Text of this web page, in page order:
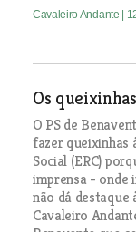
Cavaleiro Andante |
Os
O PS de
fazer queixinhas
Social (ERC)
imprensa - onde
não dá destaque
Cavaleiro